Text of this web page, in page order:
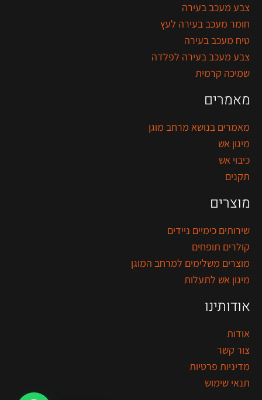
צבע מעכב בעירה
חומר מעכב בעירה לעץ
טיח מעכב בעירה
צבע מעכב בעירה לפלדה
שמיכה קרמית
מאמרים
מאמרים בנושא מרחב מוגן
מיגון אש
כיבוי אש
תקנים
מוצרים
שירותים כימיים ניידים
קולרים תופחים
מוצרים משלימים למרחב המוגן
מיגון אש לתעלות
אודותינו
אודות
צור קשר
מדיניות פרטיות
תנאי שימוש